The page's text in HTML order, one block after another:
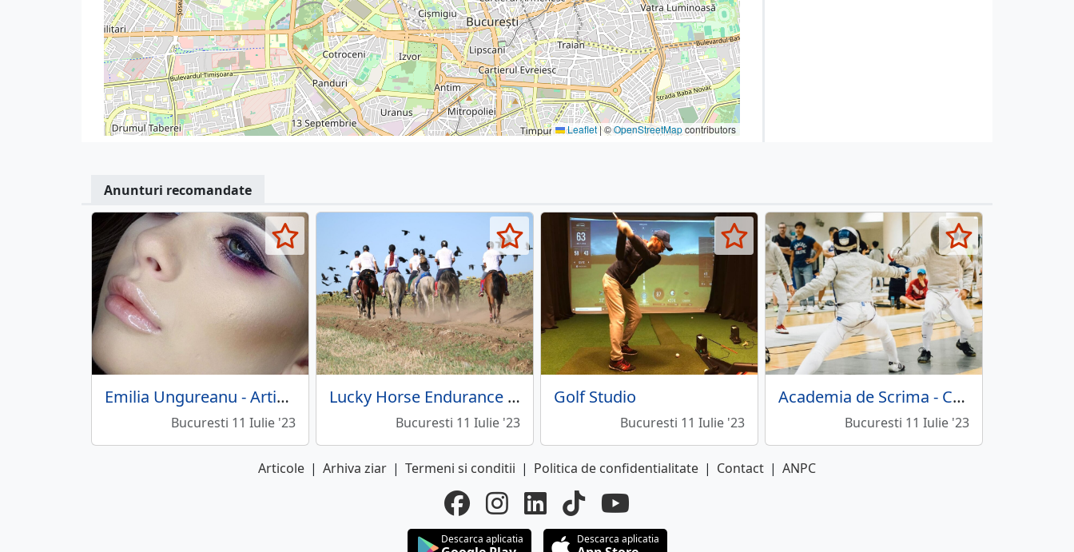
Leaflet|©OpenStreetMapcontributors
Anunturi recomandate
Emilia Ungureanu - Artistic Makeup Studio
Bucuresti 11 Iulie '23
Lucky Horse Endurance - Cursuri de calarie
Bucuresti 11 Iulie '23
Golf Studio
Bucuresti 11 Iulie '23
Academia de Scrima - Cursuri pentru copii si adolescenti
Bucuresti 11 Iulie '23
Articole | Arhiva ziar | Termeni si conditii | Politica de confidentialitate | Contact | ANPC
Descarca aplicatia Descarca aplicatia